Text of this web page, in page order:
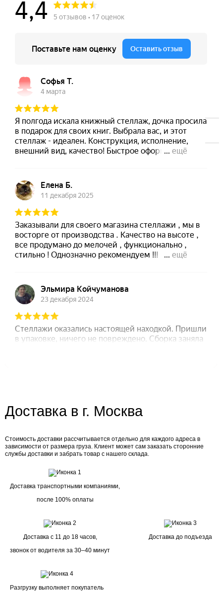
Доставка в г. Москва
Стоимость доставки рассчитывается отдельно для каждого адреса в
зависимости от размера груза. Клиент может сам заказать сторонние
службы доставки и забрать товар с нашего склада.
Доставка транспортными компаниями,
после 100% оплаты
Доставка с 11 до 18 часов,
звонок от водителя за 30–40 минут
Доставка до подъезда
Разгрузку выполняет покупатель